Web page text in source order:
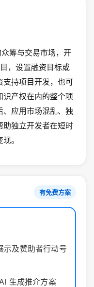
筹与交易市场，开
，设置融资目标或
支持项目开发，也可
识产权在内的整个项
、应用市场混乱、独
助独立开发者在短时
。
有免费方案
示及赞助者行动号
生成推介方案